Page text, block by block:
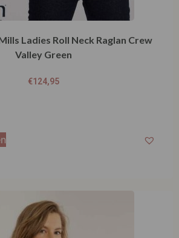
Ladies Roll Neck Raglan Crew
Valley Green
€124,95